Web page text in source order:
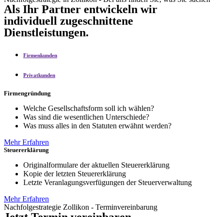
Als Ihr Partner entwickeln wir
individuell zugeschnittene
Dienstleistungen.
Firmenkunden
Privatkunden
Firmengründung
Welche Gesellschaftsform soll ich wählen?
Was sind die wesentlichen Unterschiede?
Was muss alles in den Statuten erwähnt werden?
Mehr Erfahren
Steuererklärung
Originalformulare der aktuellen Steuererklärung
Kopie der letzten Steuererklärung
Letzte Veranlagungsverfügungen der Steuerverwaltung
Mehr Erfahren
Nachfolgestrategie Zollikon - Terminvereinbarung